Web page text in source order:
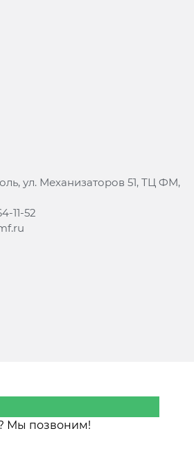
ул. Механизаторов 51, ТЦ ФМ,
11-52
Мы позвоним!